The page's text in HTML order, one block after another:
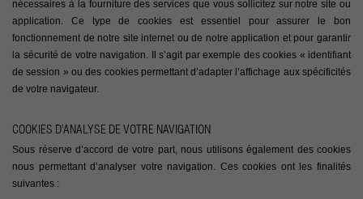
nécessaires à la fourniture des services que vous sollicitez sur notre site ou
application. Ce type de cookies est essentiel pour assurer le bon
fonctionnement de notre site internet ou de notre application et pour garantir
la sécurité de votre navigation. Il s’agit par exemple des cookies « identifiant
de session » ou des cookies permettant d’adapter l’affichage aux spécificités
de votre navigateur.
COOKIES D’ANALYSE DE VOTRE NAVIGATION
Sous réserve d’accord de votre part, nous utilisons également des cookies
nous permettant d’analyser votre navigation. Ces cookies ont les finalités
suivantes :